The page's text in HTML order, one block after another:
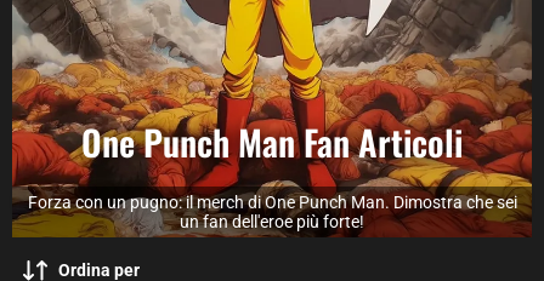
One Punch Man Fan Articoli
Forza con un pugno: il merch di One Punch Man. Dimostra che sei
un fan dell'eroe più forte!
Ordina per